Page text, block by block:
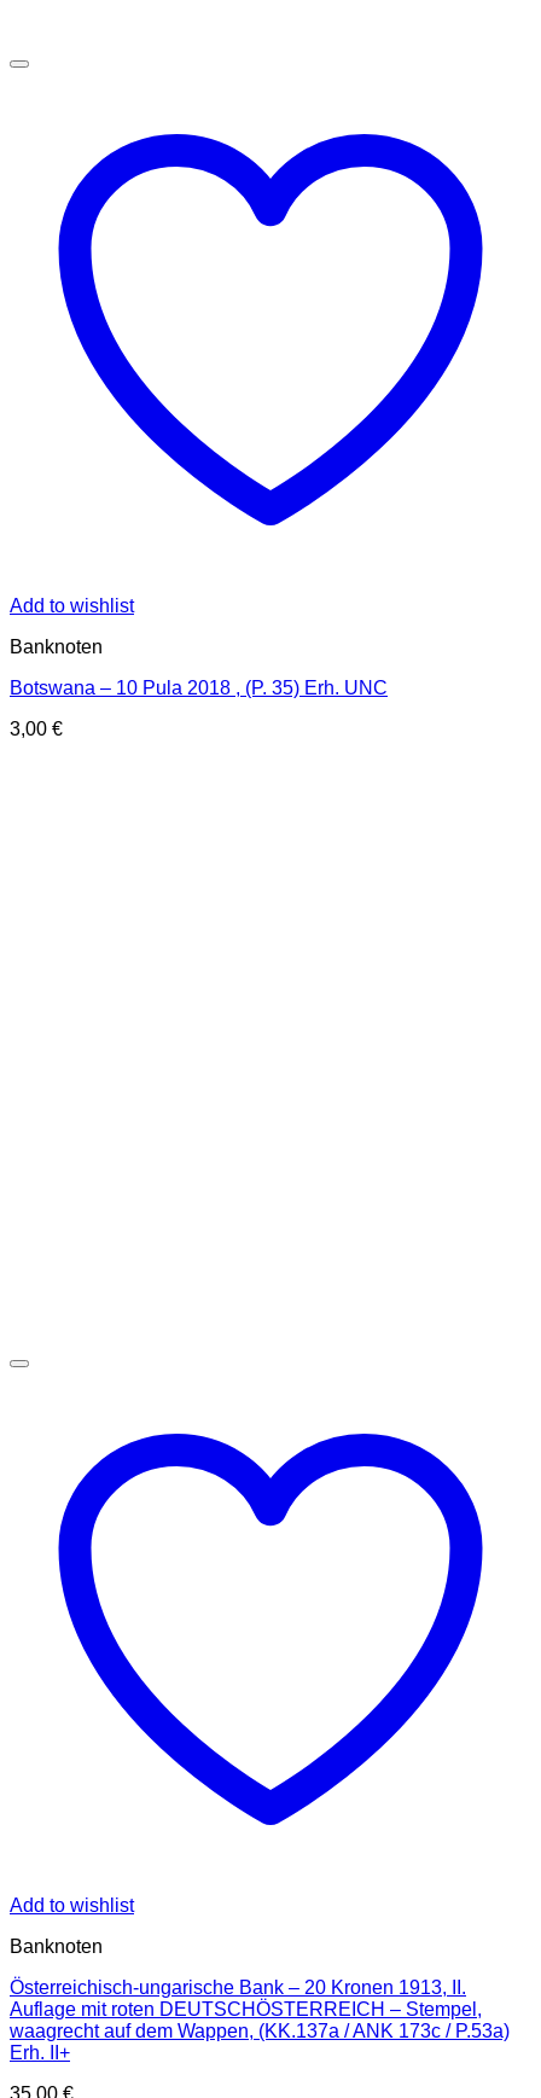
Add to wishlist
Banknoten
Botswana – 10 Pula 2018 , (P. 35) Erh. UNC
3,00 €
Add to wishlist
Banknoten
Österreichisch-ungarische Bank – 20 Kronen 1913, II.
Auflage mit roten DEUTSCHÖSTERREICH – Stempel,
waagrecht auf dem Wappen, (KK.137a / ANK 173c / P.53a)
Erh. II+